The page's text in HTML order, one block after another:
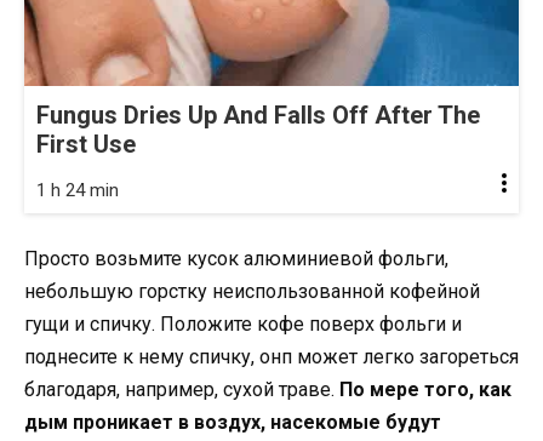
Fungus Dries Up And Falls Off After The
First Use
1 h 24 min
Просто возьмите кусок алюминиевой фольги,
небольшую горстку неиспользованной кофейной
гущи и спичку. Положите кофе поверх фольги и
поднесите к нему спичку, онп может легко загореться
благодаря, например, сухой траве. По мере того, как
дым проникает в воздух, насекомые будут